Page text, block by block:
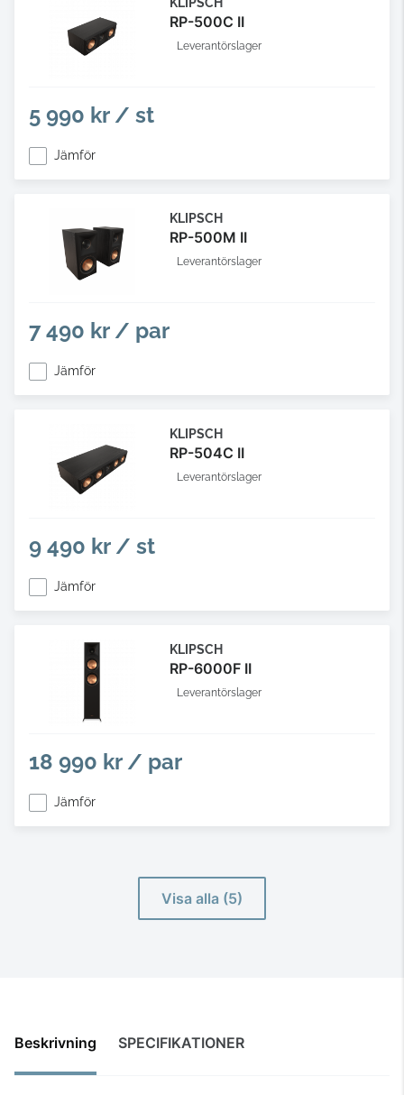
RP-500C II
Leverantörslager
5 990 kr / st
Jämför
KLIPSCH
RP-500M II
Leverantörslager
7 490 kr / par
Jämför
KLIPSCH
RP-504C II
Leverantörslager
9 490 kr / st
Jämför
KLIPSCH
RP-6000F II
Leverantörslager
18 990 kr / par
Jämför
Visa alla (5)
Beskrivning SPECIFIKATIONER